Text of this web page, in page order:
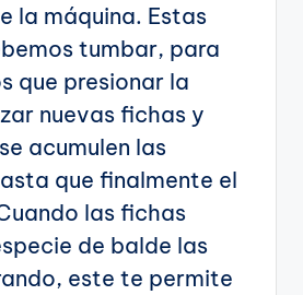
la máquina. Estas
tumbar, para
que presionar la
nuevas fichas y
acumulen las
que finalmente el
las fichas
de balde las
este te permite